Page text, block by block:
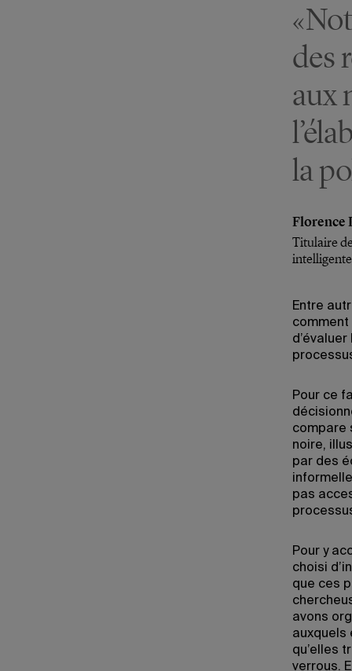
des
aux
la
Florence
Titulaire
intelligente
Entre
Pour ce
compare
noire,
par des
pas
Pour y
choisi
que ces
avons
auxquels
qu’elles
verrous.